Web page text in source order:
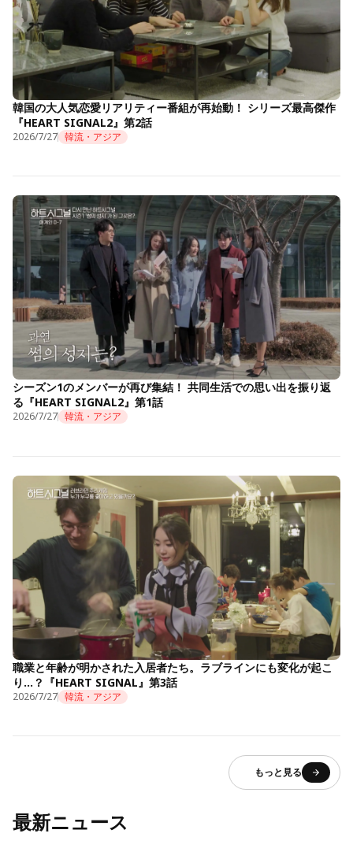
韓国の大人気恋愛リアリティー番組が再始動！ シリーズ最高傑作
『HEART SIGNAL2』第2話
2026/7/27 韓流・アジア
シーズン1のメンバーが再び集結！ 共同生活での思い出を振り返
る『HEART SIGNAL2』第1話
2026/7/27 韓流・アジア
職業と年齢が明かされた入居者たち。ラブラインにも変化が起こ
り…？『HEART SIGNAL』第3話
2026/7/27 韓流・アジア
もっと見る
最新ニュース